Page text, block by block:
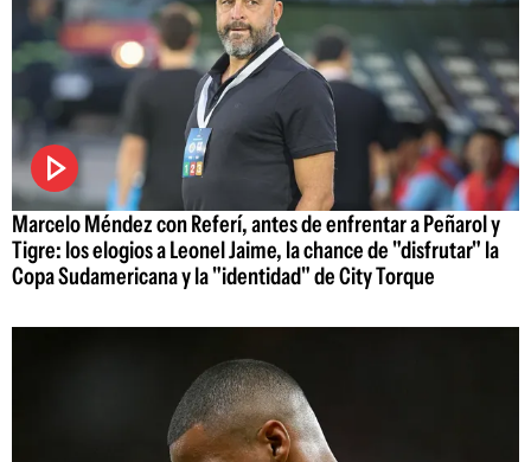
Marcelo Méndez con Referí, antes de enfrentar a Peñarol y
Tigre: los elogios a Leonel Jaime, la chance de "disfrutar" la
Copa Sudamericana y la "identidad" de City Torque